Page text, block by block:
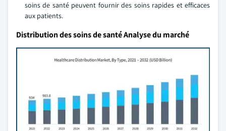
soins de santé peuvent fournir des soins rapides et efficaces
aux patients.
Distribution des soins de santé Analyse du marché